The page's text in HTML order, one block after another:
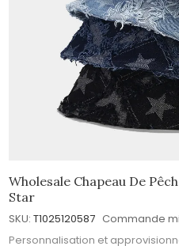
Wholesale Chapeau De
Star
SKU: T1025120587 Commande
Personnalisation et